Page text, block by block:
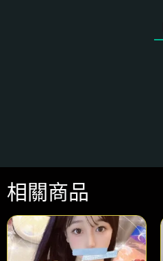
相關商品